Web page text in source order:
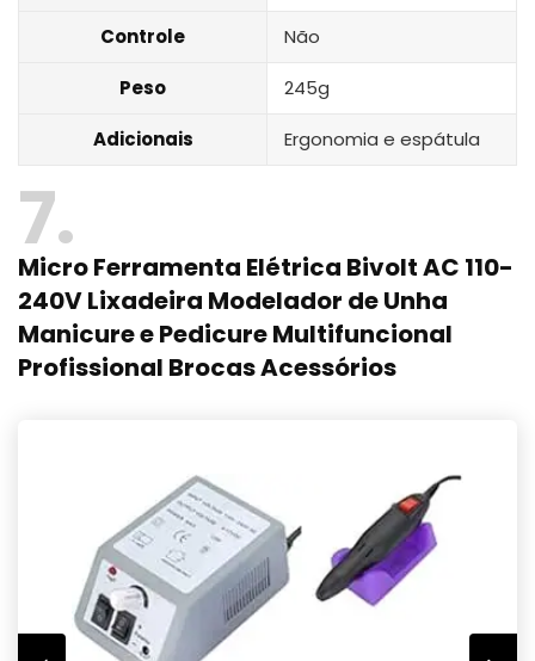
Controle Não
Peso 245g
Adicionais Ergonomia e espátula
7
Micro Ferramenta Elétrica Bivolt AC 110-
240V Lixadeira Modelador de Unha
Manicure e Pedicure Multifuncional
Profissional Brocas Acessórios